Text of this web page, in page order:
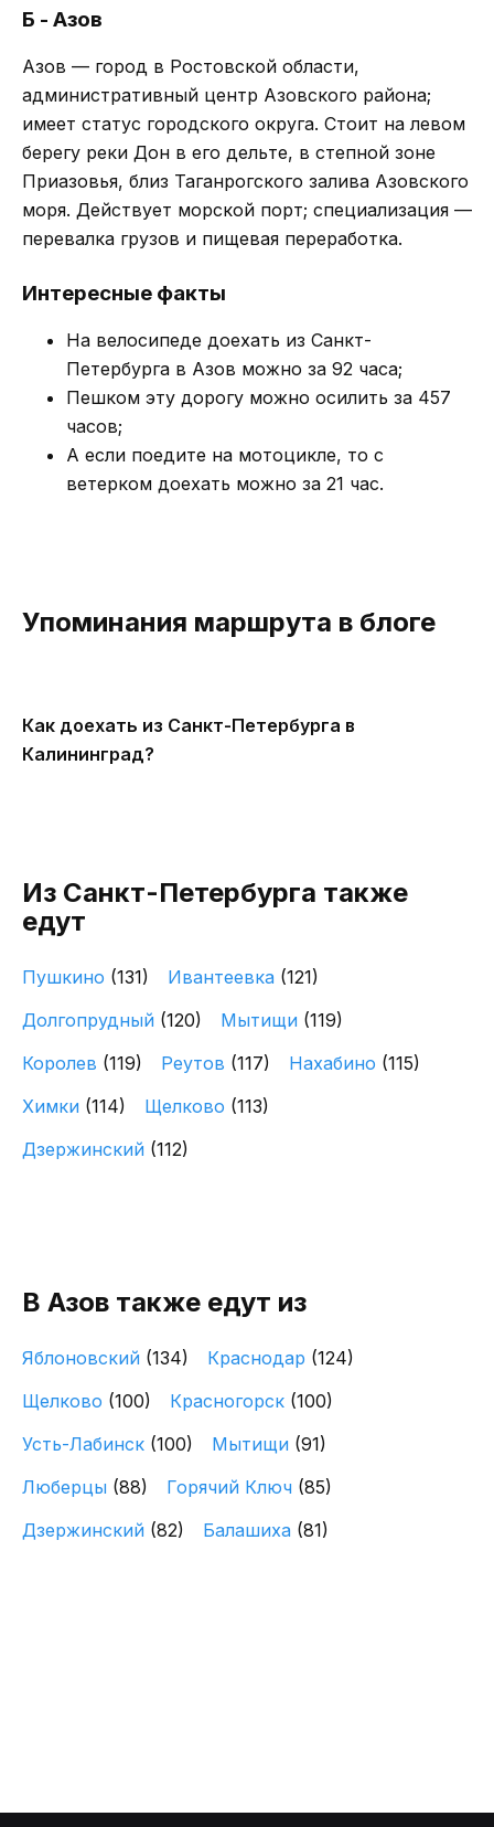
Б - Азов
Азов — город в Ростовской области,
административный центр Азовского района;
имеет статус городского округа. Стоит на левом
берегу реки Дон в его дельте, в степной зоне
Приазовья, близ Таганрогского залива Азовского
моря. Действует морской порт; специализация —
перевалка грузов и пищевая переработка.
Интересные факты
На велосипеде доехать из Санкт-
Петербурга в Азов можно за 92 часа;
Пешком эту дорогу можно осилить за 457
часов;
А если поедите на мотоцикле, то с
ветерком доехать можно за 21 час.
Упоминания маршрута в блоге
Как доехать из Санкт-Петербурга в
Калининград?
Из Санкт-Петербурга также
едут
Пушкино (131) Ивантеевка (121)
Долгопрудный (120) Мытищи (119)
Королев (119) Реутов (117) Нахабино (115)
Химки (114) Щелково (113)
Дзержинский (112)
В Азов также едут из
Яблоновский (134) Краснодар (124)
Щелково (100) Красногорск (100)
Усть-Лабинск (100) Мытищи (91)
Люберцы (88) Горячий Ключ (85)
Дзержинский (82) Балашиха (81)